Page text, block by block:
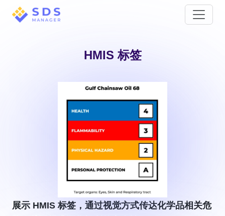
HMIS 标签
展示 HMIS 标签，通过视觉方式传达化学品相关危